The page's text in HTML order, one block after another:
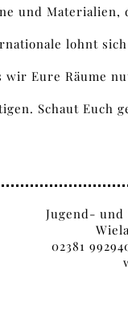
und
lohnt sich
wir Eure Räume
Schaut Euch
Jugend- und
02381